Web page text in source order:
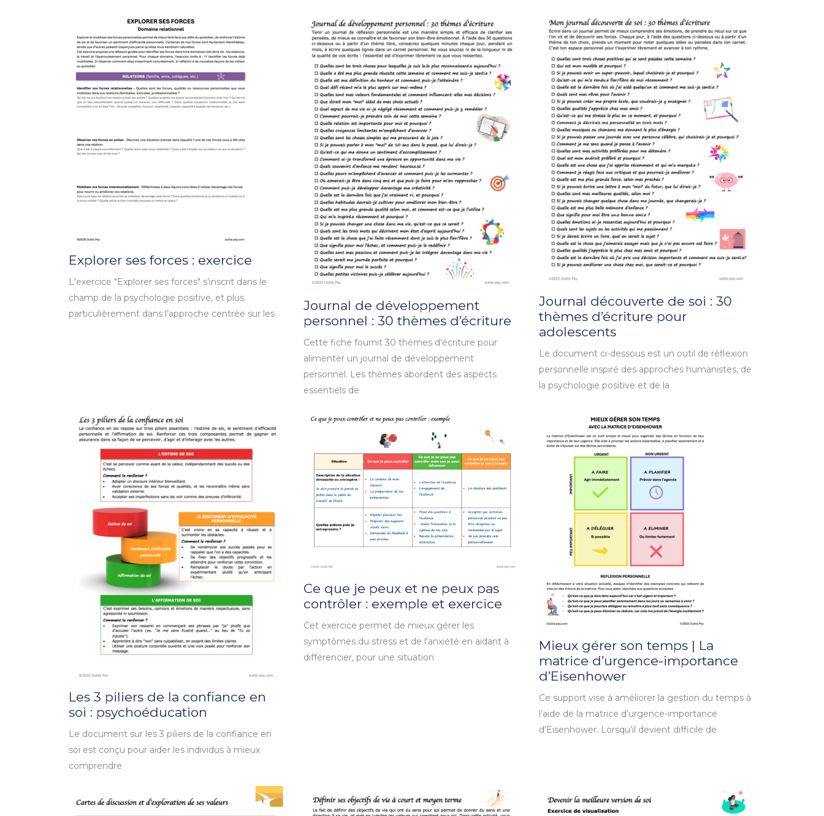
Explorer ses forces : exercice
L'exercice "Explorer ses forces" s’inscrit dans le
champ de la psychologie positive, et plus
particulièrement dans l’approche centrée sur les
Journal de développement
personnel : 30 thèmes d’écriture
Cette fiche fournit 30 thèmes d'écriture pour
alimenter un journal de développement
personnel. Les thèmes abordent des aspects
essentiels de
Journal découverte de soi : 30
thèmes d’écriture pour
adolescents
Le document ci-dessous est un outil de réflexion
personnelle inspiré des approches humanistes, de
la psychologie positive et de la
Les 3 piliers de la confiance en
soi : psychoéducation
Le document sur les 3 piliers de la confiance en
soi est conçu pour aider les individus à mieux
comprendre
Ce que je peux et ne peux pas
contrôler : exemple et exercice
Cet exercice permet de mieux gérer les
symptômes du stress et de l'anxiété en aidant à
différencier, pour une situation
Mieux gérer son temps | La
matrice d’urgence-importance
d’Eisenhower
Ce support vise à améliorer la gestion du temps à
l’aide de la matrice d’urgence-importance
d’Eisenhower. Lorsqu’il devient difficile de